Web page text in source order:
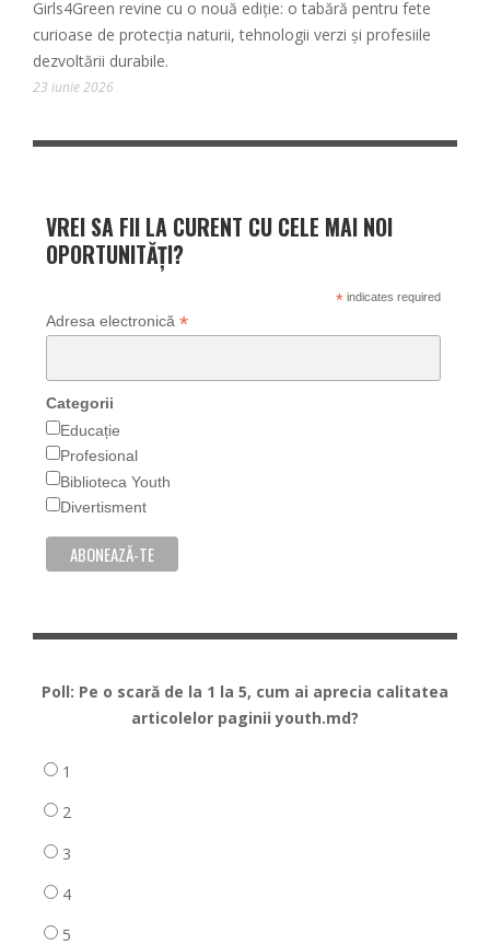
Girls4Green revine cu o nouă ediție: o tabără pentru fete
curioase de protecția naturii, tehnologii verzi și profesiile
dezvoltării durabile.
23 iunie 2026
VREI SA FII LA CURENT CU CELE MAI NOI
OPORTUNITĂȚI?
*indicates required
Adresa electronică *
Categorii
Educație
Profesional
Biblioteca Youth
Divertisment
Poll: Pe o scară de la 1 la 5, cum ai aprecia calitatea
articolelor paginii youth.md?
1
2
3
4
5